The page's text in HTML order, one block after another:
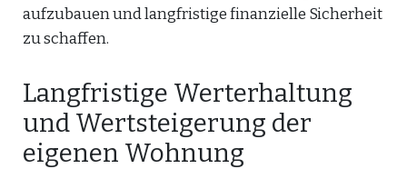
aufzubauen und langfristige finanzielle Sicherheit
zu schaffen.
Langfristige Werterhaltung
und Wertsteigerung der
eigenen Wohnung